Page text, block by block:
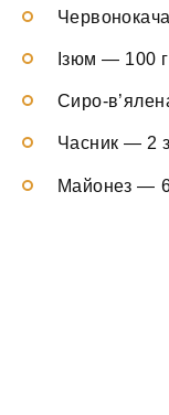
Ізюм — 100 г
Сиро-
Часник — 2
Майонез —